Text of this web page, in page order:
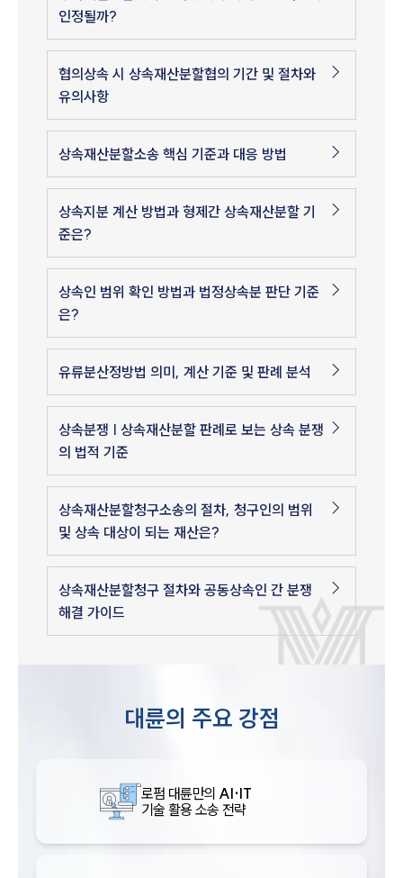
인정될까?
협의상속 시 상속재산분할협의 기간 및 절차와
유의사항
상속재산분할소송 핵심 기준과 대응 방법
상속지분 계산 방법과 형제간 상속재산분할 기
준은?
상속인 범위 확인 방법과 법정상속분 판단 기준
은?
유류분산정방법 의미, 계산 기준 및 판례 분석
상속분쟁 | 상속재산분할 판례로 보는 상속 분쟁
의 법적 기준
상속재산분할청구소송의 절차, 청구인의 범위
및 상속 대상이 되는 재산은?
상속재산분할청구 절차와 공동상속인 간 분쟁
해결 가이드
대륜의 주요 강점
로펌 대륜만의 AI·IT
기술 활용 소송 전략